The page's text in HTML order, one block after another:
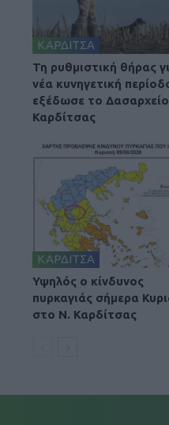
ΚΑΡΔΙΤΣΑ
Τη ρυθμιστική θήρας
νέα κυνηγετική
εξέδωσε το Δασαρχείο
Καρδίτσας
ΚΑΡΔΙΤΣΑ
Υψηλός ο κίνδυνος
πυρκαγιάς σήμερα
στο Ν. Καρδίτσας